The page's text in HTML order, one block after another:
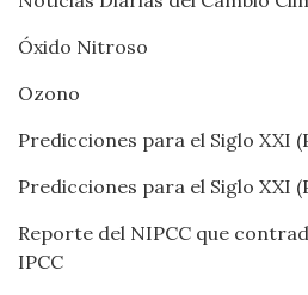
Óxido Nitroso
Ozono
Predicciones para el Siglo XXI
Predicciones para el Siglo XXI
Reporte del NIPCC que
IPCC